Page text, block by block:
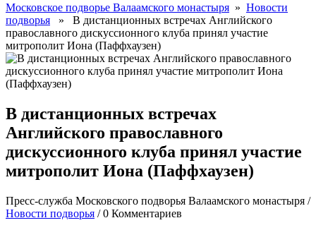
Московское подворье Валаамского монастыря » Новости
подворья » В дистанционных встречах Английского
православного дискуссионного клуба принял участие
митрополит Иона (Паффхаузен)
В дистанционных встречах
Английского православного
дискуссионного клуба принял участие
митрополит Иона (Паффхаузен)
Пресс-служба Московского подворья Валаамского монастыря /
Новости подворья /0 Комментариев